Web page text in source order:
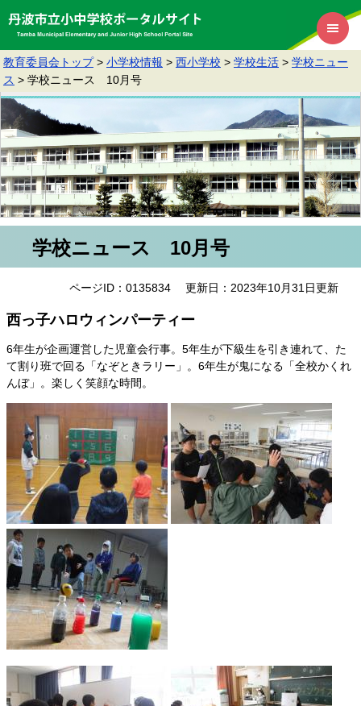
教育委員会トップ > 小学校情報 > 西小学校 > 学校生活 > 学校ニュー
ス > 学校ニュース 10月号
学校ニュース 10月号
ページID：0135834 更新日：2023年10月31日更新
西っ子ハロウィンパーティー
6年生が企画運営した児童会行事。5年生が下級生を引き連れて、た
て割り班で回る「なぞときラリー」。6年生が鬼になる「全校かくれ
んぼ」。楽しく笑顔な時間。